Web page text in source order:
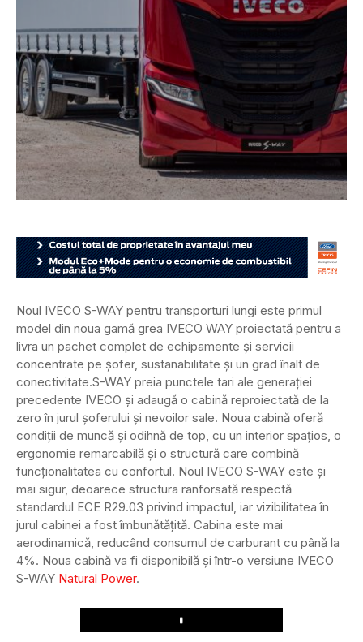
Noul IVECO S-WAY pentru transporturi lungi este primul
model din noua gamă grea IVECO WAY proiectată pentru a
livra un pachet complet de echipamente și servicii
concentrate pe șofer, sustanabilitate și un grad înalt de
conectivitate.S-WAY preia punctele tari ale generației
precedente IVECO și adaugă o cabină reproiectată de la
zero în jurul șoferului și nevoilor sale. Noua cabină oferă
condiții de muncă și odihnă de top, cu un interior spațios, o
ergonomie remarcabilă și o structură care combină
funcționalitatea cu confortul. Noul IVECO S-WAY este și
mai sigur, deoarece structura ranforsată respectă
standardul ECE R29.03 privind impactul, iar vizibilitatea în
jurul cabinei a fost îmbunătățită. Cabina este mai
aerodinamică, reducând consumul de carburant cu până la
4%. Noua cabină va fi disponibilă și într-o versiune IVECO
S-WAY Natural Power.
Play